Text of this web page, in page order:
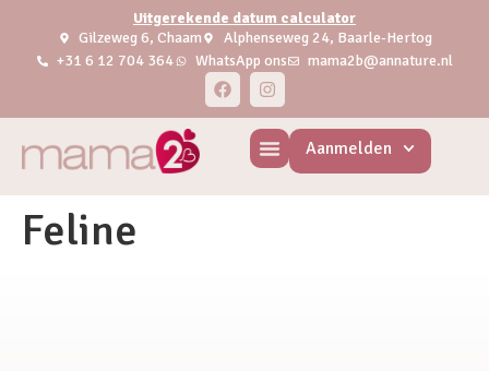
Uitgerekende datum calculator
Gilzeweg 6, Chaam
Alphenseweg 24, Baarle-Hertog
+31 6 12 704 364
WhatsApp ons mama2b@annature.nl
Aanmelden
Feline